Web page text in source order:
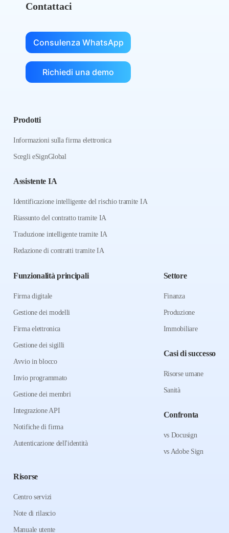
Contattaci
Consulenza WhatsApp
Richiedi una demo
Prodotti
Informazioni sulla firma elettronica
Scegli eSignGlobal
Assistente IA
Identificazione intelligente del rischio tramite IA
Riassunto del contratto tramite IA
Traduzione intelligente tramite IA
Redazione di contratti tramite IA
Funzionalità principali
Firma digitale
Gestione dei modelli
Firma elettronica
Gestione dei sigilli
Avvio in blocco
Invio programmato
Gestione dei membri
Integrazione API
Notifiche di firma
Autenticazione dell'identità
Settore
Finanza
Produzione
Immobiliare
Casi di successo
Risorse umane
Sanità
Confronta
vs Docusign
vs Adobe Sign
Risorse
Centro servizi
Note di rilascio
Manuale utente